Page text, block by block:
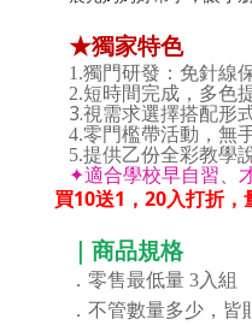
★獨家特色
1.獨門研發：免針線
2.短時間完成，多色
3.視需求選擇搭配形
4.零門檻帶活動，無
5.提供乙份全彩教學
✦適合學校早自習、
買10送1，20入打折
｜商品規格
．零售最低量 3入組
．不管數量多少，皆